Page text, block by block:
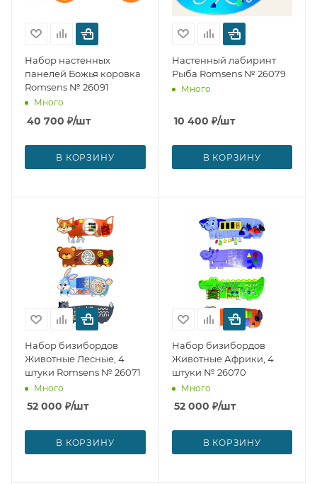
Набор настенных
панелей Божья коровка
Romsens № 26091
Много
40 700 ₽/шт
В КОРЗИНУ
Настенный лабиринт
Рыба Romsens № 26079
Много
10 400 ₽/шт
В КОРЗИНУ
Набор бизибордов
Животные Лесные, 4
штуки Romsens № 26071
Много
52 000 ₽/шт
В КОРЗИНУ
Набор бизибордов
Животные Африки, 4
штуки № 26070
Много
52 000 ₽/шт
В КОРЗИНУ